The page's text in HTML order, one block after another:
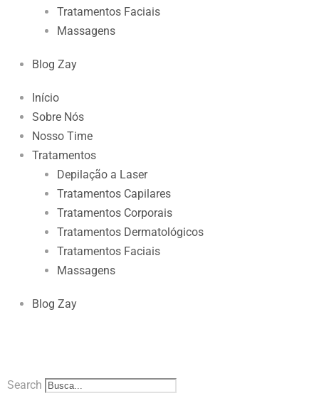
Tratamentos Faciais
Massagens
Blog Zay
Início
Sobre Nós
Nosso Time
Tratamentos
Depilação a Laser
Tratamentos Capilares
Tratamentos Corporais
Tratamentos Dermatológicos
Tratamentos Faciais
Massagens
Blog Zay
Search